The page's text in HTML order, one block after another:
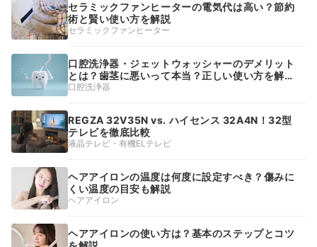
セラミックファンヒーターの電気代は高い？節約
術と賢い使い方を解説
セラミックファンヒーター
口腔洗浄器・ジェットウォッシャーのデメリット
とは？歯茎に悪いって本当？正しい使い方を解
説！
口腔洗浄器
REGZA 32V35N vs. ハイセンス 32A4N！32型
テレビを徹底比較
液晶テレビ・有機ELテレビ
ヘアアイロンの温度は何度に設定すべき？傷みに
くい温度の目安も解説
ヘアアイロン
ヘアアイロンの使い方は？基本のステップとコツ